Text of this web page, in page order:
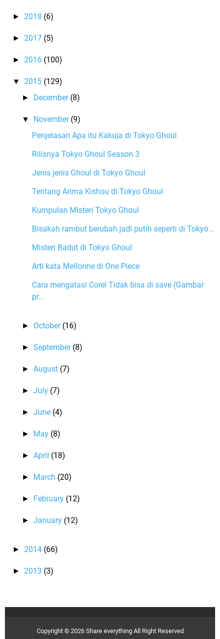
► 2018 (6)
► 2017 (5)
► 2016 (100)
▼ 2015 (129)
► December (8)
▼ November (9)
Penjelasan Apa itu Kakuja di Tokyo Ghoul
Rilisnya Tokyo Ghoul Season 3
Jenis jenis Ghoul di Tokyo Ghoul
Tentang Arima Kishou di Tokyo Ghoul
Kumpulan Misteri Tokyo Ghoul
Bisakah rambut berubah jadi putih seperti di Tokyo...
Misteri Badut di Tokyo Ghoul
Arti kata Mellorine di One Piece
Cara mengatasi Corel Tidak bisa di save (Gambar
pr...
► October (16)
►September (8)
►August (7)
►July (7)
►June (4)
► May (8)
►April (18)
► March (20)
► February (12)
►January (12)
► 2014 (66)
► 2013 (3)
Copyright © 2026 Share everythingAll Right Reserved